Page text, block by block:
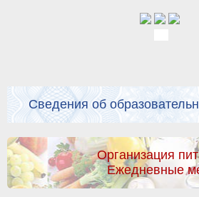
Сведения об
Организация
Ежедневные